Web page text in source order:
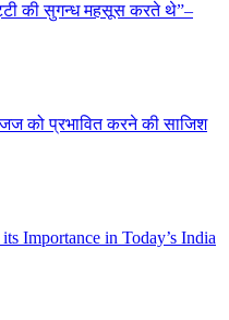
की सुगन्ध महसूस करते थे”–
को प्रभावित करने की साजिश
Importance in Today’s India